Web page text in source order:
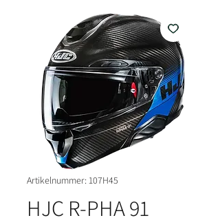
Artikelnummer: 107H45
HJC R-PHA 91